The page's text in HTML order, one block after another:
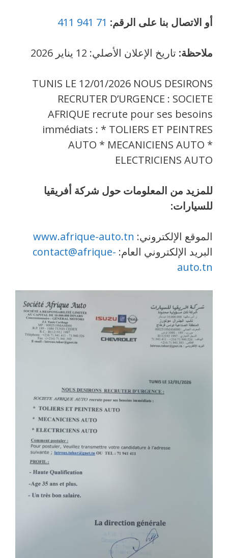
أو الاتصال بنا على الرقم: 71 941 411
ملاحظة: تاريخ الإعلان الأصلي: 12 يناير 2026
TUNIS LE 12/01/2026 NOUS DESIRONS
RECRUTER D’URGENCE : SOCIETE
AFRIQUE recrute pour ses besoins
immédiats : * TOLIERS ET PEINTRES
AUTO * MECANICIENS AUTO *
ELECTRICIENS AUTO
للمزيد من المعلومات حول شركة أفريقيا
للسيارات:
الموقع الإلكتروني: www.afrique-auto.tn
البريد الإلكتروني العام: contact@afrique-
auto.tn